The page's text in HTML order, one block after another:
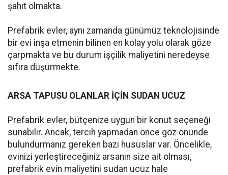
şahit olmakta.
Prefabrik evler, aynı zamanda günümüz teknolojisinde
bir evi inşa etmenin bilinen en kolay yolu olarak göze
çarpmakta ve bu durum işçilik maliyetini neredeyse
sıfıra düşürmekte.
ARSA TAPUSU OLANLAR İÇİN SUDAN UCUZ
Prefabrik evler, bütçenize uygun bir konut seçeneği
sunabilir. Ancak, tercih yapmadan önce göz önünde
bulundurmanız gereken bazı hususlar var. Öncelikle,
evinizi yerleştireceğiniz arsanın size ait olması,
prefabrik evin maliyetini sudan ucuz hale